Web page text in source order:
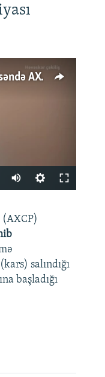
'Məni təpiklədilər ki...' - Daşkəsəndə AXCP fəalının yaxınları onun həbsinə etiraz edirlər
available
360p
720p
1080p
(AXCP)
salındığı
başladığı